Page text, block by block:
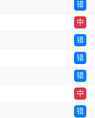
错
中
错
错
错
中
错